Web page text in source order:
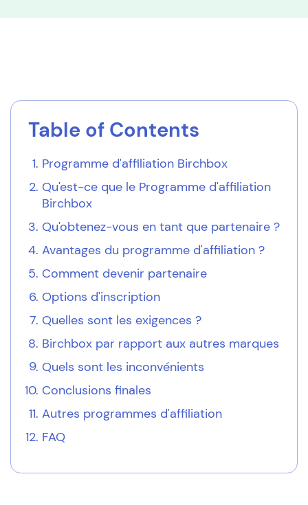
Table of Contents
Programme d'affiliation Birchbox
Qu'est-ce que le Programme d'affiliation
Birchbox
Qu'obtenez-vous en tant que partenaire ?
Avantages du programme d'affiliation ?
Comment devenir partenaire
Options d'inscription
Quelles sont les exigences ?
Birchbox par rapport aux autres marques
Quels sont les inconvénients
Conclusions finales
Autres programmes d'affiliation
FAQ